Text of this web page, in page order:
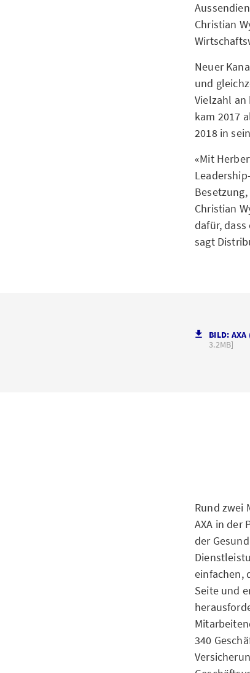
Christian
Neuer
und
Vielzahl an
kam 2017
2018 in
«Mit
Christian
dafür,
sagt
BILD: AXA
3.2MB]
Rund zwei
AXA in der
der
einfachen,
Seite und
340